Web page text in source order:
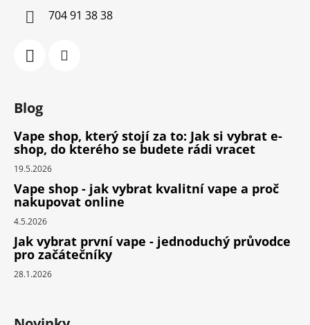
704 91 38 38
Blog
Vape shop, který stojí za to: Jak si vybrat e-
shop, do kterého se budete rádi vracet
19.5.2026
Vape shop - jak vybrat kvalitní vape a proč
nakupovat online
4.5.2026
Jak vybrat první vape - jednoduchý průvodce
pro začátečníky
28.1.2026